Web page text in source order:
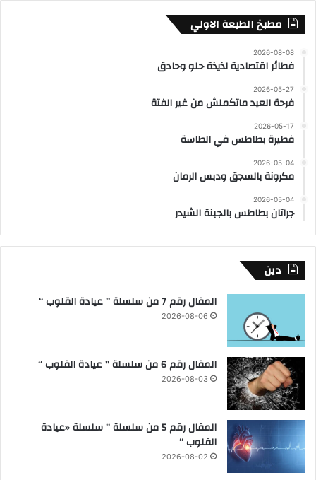
مطبخ الطبعة الاولي
2026-08-08
فطائر اقتصادية لذيذة حلو وحادق
2026-05-27
فرحة العيد ماتكملش من غير الفتة
2026-05-17
فطيرة بطاطس في الطاسة
2026-05-04
مكرونة بالسجق ودبس الرمان
2026-05-04
جراتان بطاطس بالجبنة الشيدر
دين
المقال رقم 7 من سلسلة ” عيادة القلوب “
2026-08-06
المقال رقم 6 من سلسلة ” عيادة القلوب “
2026-08-03
المقال رقم 5 من سلسلة ” سلسلة «عيادة
القلوب “
2026-08-02